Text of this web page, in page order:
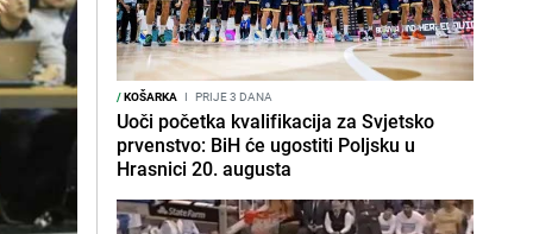
/KOŠARKA I PRIJE 3 DANA
Uoči početka kvalifikacija za Svjetsko
prvenstvo: BiH će ugostiti Poljsku u
Hrasnici 20. augusta